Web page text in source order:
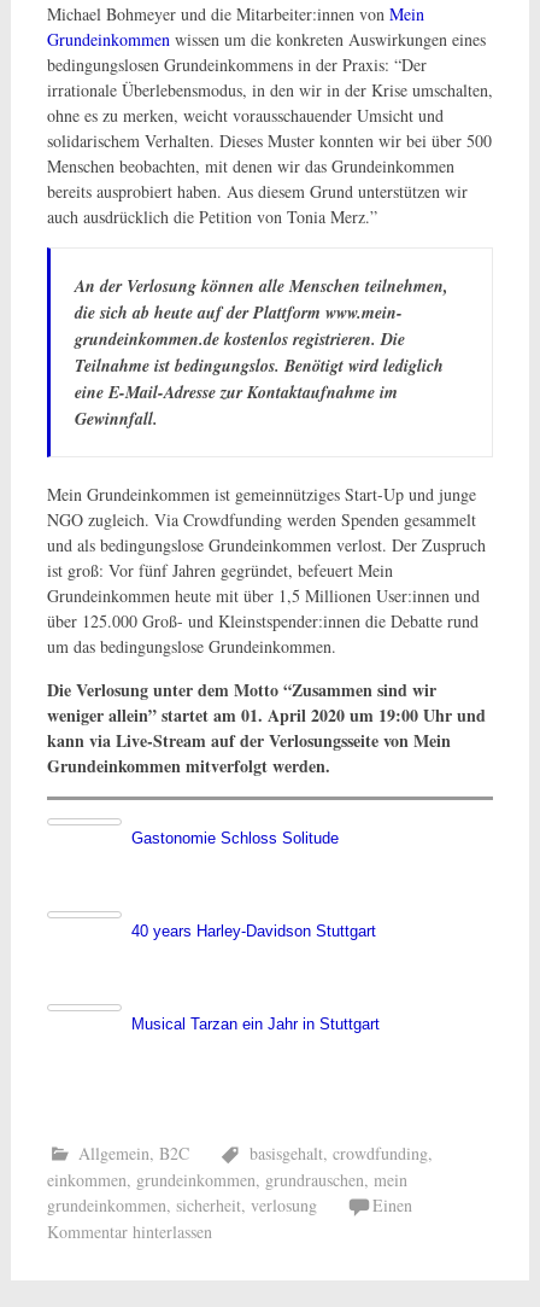
Michael Bohmeyer und die Mitarbeiter:innen von Mein
Grundeinkommenwissen um die konkreten Auswirkungen eines
bedingungslosen Grundeinkommens in der Praxis: “Der
irrationale Überlebensmodus, in den wir in der Krise umschalten,
ohne es zu merken, weicht vorausschauender Umsicht und
solidarischem Verhalten. Dieses Muster konnten wir bei über 500
Menschen beobachten, mit denen wir das Grundeinkommen
bereits ausprobiert haben. Aus diesem Grund unterstützen wir
auch ausdrücklich die Petition von Tonia Merz.”
An der Verlosung können alle Menschen teilnehmen,
die sich ab heute auf der Plattform www.mein-
grundeinkommen.de kostenlos registrieren. Die
Teilnahme ist bedingungslos. Benötigt wird lediglich
eine E-Mail-Adresse zur Kontaktaufnahme im
Gewinnfall.
Mein Grundeinkommen ist gemeinnütziges Start-Up und junge
NGO zugleich. Via Crowdfunding werden Spenden gesammelt
und als bedingungslose Grundeinkommen verlost. Der Zuspruch
ist groß: Vor fünf Jahren gegründet, befeuert Mein
Grundeinkommen heute mit über 1,5 Millionen User:innen und
über 125.000 Groß- und Kleinstspender:innen die Debatte rund
um das bedingungslose Grundeinkommen.
Die Verlosung unter dem Motto “Zusammen sind wir
weniger allein” startet am 01. April 2020 um 19:00 Uhr und
kann via Live-Stream auf der Verlosungsseite von Mein
Grundeinkommen mitverfolgt werden.
Gastonomie Schloss Solitude
40 years Harley-Davidson Stuttgart
Musical Tarzan ein Jahr in Stuttgart
Allgemein, B2C basisgehalt, crowdfunding,
einkommen, grundeinkommen, grundrauschen, mein
grundeinkommen, sicherheit, verlosung
Einen
Kommentar hinterlassen